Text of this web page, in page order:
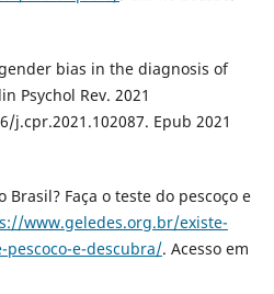
bias in the diagnosis of
Psychol Rev. 2021
j.cpr.2021.102087. Epub 2021
Brasil? Faça o teste do pescoço e
www.geledes.org.br/existe-
pescoco-e-descubra/. Acesso em